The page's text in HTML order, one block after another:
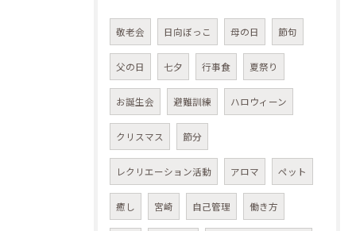
敬老会 日向ぼっこ 母の日 節句
父の日 七夕 行事食 夏祭り
お誕生会 避難訓練 ハロウィーン
クリスマス 節分
レクリエーション活動 アロマ ペット
癒し 宮崎 自己管理 働き方